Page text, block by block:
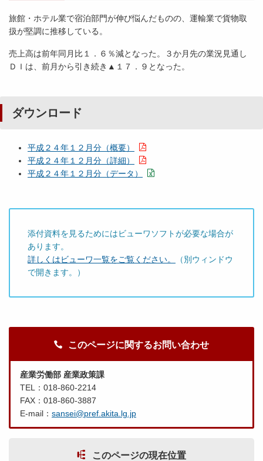
旅館・ホテル業で宿泊部門が伸び悩んだものの、運輸業で貨物取
扱が堅調に推移している。
売上高は前年同月比１．６％減となった。３か月先の業況見通し
ＤＩは、前月から引き続き▲１７．９となった。
ダウンロード
平成２４年１２月分（概要）
平成２４年１２月分（詳細）
平成２４年１２月分（データ）
添付資料を見るためにはビューワソフトが必要な場合が
あります。
詳しくはビューワ一覧をご覧ください。
（別ウィンドウ
で開きます。）
このページに関するお問い合わせ
産業労働部 産業政策課
TEL：018-860-2214
FAX：018-860-3887
E-mail： sansei@pref.akita.lg.jp
このページの現在位置